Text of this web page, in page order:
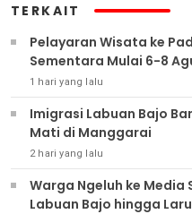
TERKAIT
Pelayaran Wisata ke
Sementara Mulai 6-8
1 hari yang lalu
Imigrasi Labuan Bajo
Mati di Manggarai
2 hari yang lalu
Warga Ngeluh ke Media
Labuan Bajo hingga